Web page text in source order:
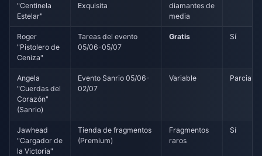
"Centinela
Estelar"
Exquisita
diamantes de
media
Roger
"Pistolero de
Ceniza"
Tareas del evento
05/06-05/07
Gratis Sí
Angela
"Cuerdas del
Corazón"
(Sanrio)
Evento Sanrio 05/06-
02/07
Variable Parcial
Jawhead
"Cargador de
la Victoria"
Tienda de fragmentos
(Premium)
Fragmentos
raros
Sí